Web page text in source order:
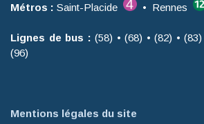
Métros : Saint-Placide • Rennes
Lignes de bus : (58) • (68) • (82) •
(96)
Mentions légales du site